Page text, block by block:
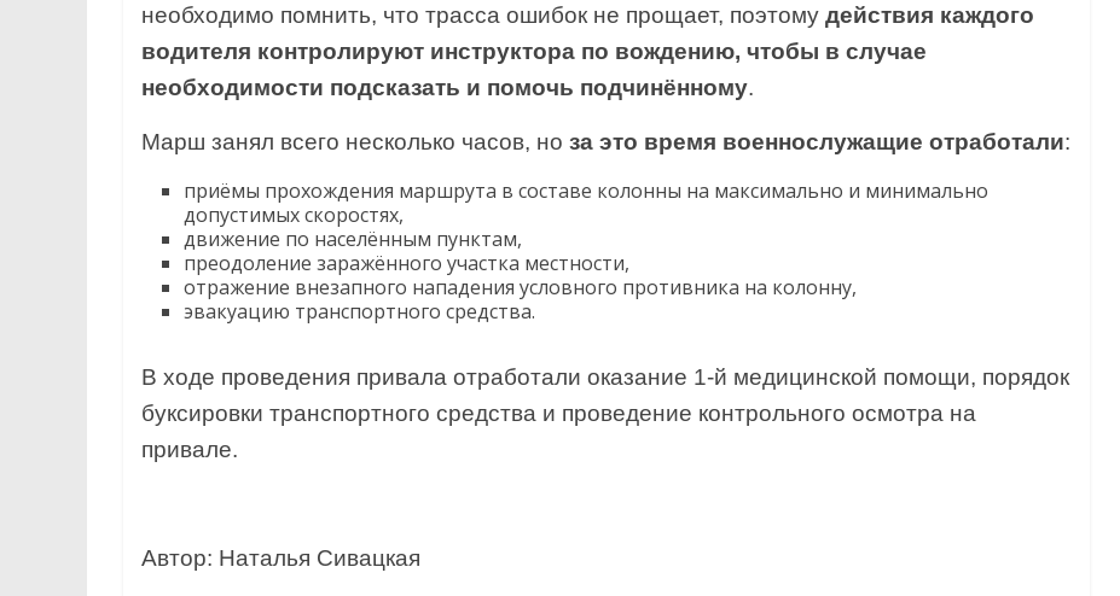
необходимо помнить, что трасса ошибок не прощает, поэтому действия каждого
водителя контролируют инструктора по вождению, чтобы в случае
необходимости подсказать и помочь подчинённому.
Марш занял всего несколько часов, но за это время военнослужащие отработали:
приёмы прохождения маршрута в составе колонны на максимально и минимально
допустимых скоростях,
движение по населённым пунктам,
преодоление заражённого участка местности,
отражение внезапного нападения условного противника на колонну,
эвакуацию транспортного средства.
В ходе проведения привала отработали оказание 1-й медицинской помощи, порядок
буксировки транспортного средства и проведение контрольного осмотра на
привале.
Автор: Наталья Сивацкая